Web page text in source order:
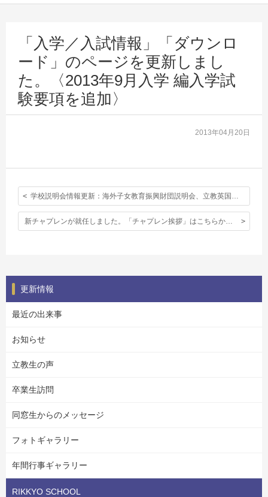
「入学／入試情報」「ダウンロ
ード」のページを更新しまし
た。〈2013年9月入学 編入学試
験要項を追加〉
2013年04月20日
更新情報
最近の出来事
お知らせ
立教生の声
卒業生訪問
同窓生からのメッセージ
フォトギャラリー
年間行事ギャラリー
RIKKYO SCHOOL